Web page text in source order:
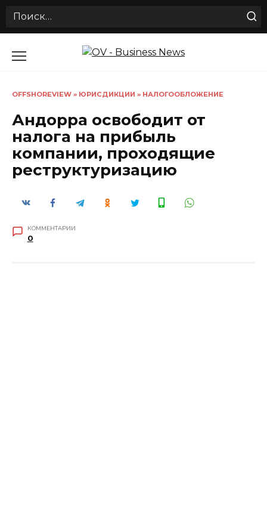
Search
OFFSHOREVIEW » ЮРИСДИКЦИИ » НАЛОГООБЛОЖЕНИЕ
Андорра освободит от
налога на прибыль
компании, проходящие
реструктуризацию
КОММЕНТАРИИ
0